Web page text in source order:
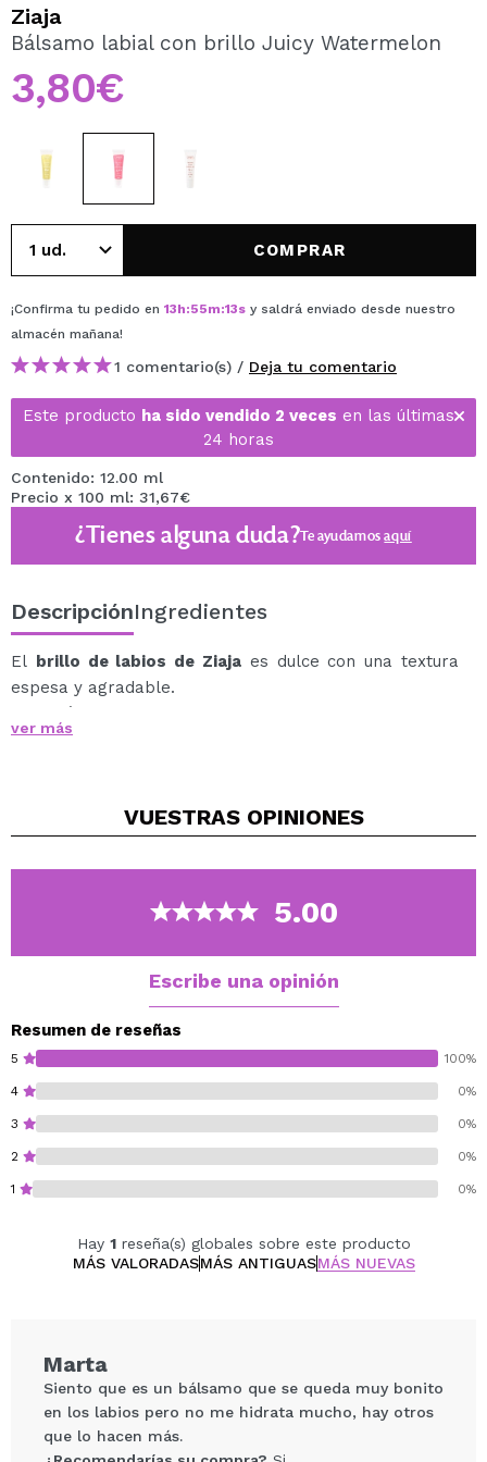
Al crear una cuenta en Maquillalia.com podrás realizar
tus compras rápidamente, revisar el estado de tus
pedidos y consultar tus operaciones anteriores.
CREAR CUENTA
Ziaja
Bálsamo labial con brillo Juicy Watermelon
3,80€
COMPRAR
¡Confirma tu pedido en 13h:55m:13s y saldrá enviado desde nuestro
almacén mañana!
1 comentario(s) / Deja tu comentario
Este producto ha sido vendido 2 veces en las últimas
24 horas
Contenido: 12.00 ml
Precio x 100 ml: 31,67€
¿Tienes alguna duda?Te ayudamosaquí
DescripciónIngredientes
El brillo de labios de Ziaja es dulce con una textura
espesa y agradable.
Este bálsamo labial no pegajoso contiene ingredientes
nutritivos y aroma veraniego a sandía.
ver más
VUESTRAS OPINIONES
5.00
Escribe una opinión
Resumen de reseñas
5 100%
4 0%
3 0%
2 0%
1 0%
Hay 1reseña(s) globales sobre este producto
MÁS VALORADASMÁS ANTIGUASMÁS NUEVAS
Marta
Siento que es un bálsamo que se queda muy bonito
en los labios pero no me hidrata mucho, hay otros
que lo hacen más.